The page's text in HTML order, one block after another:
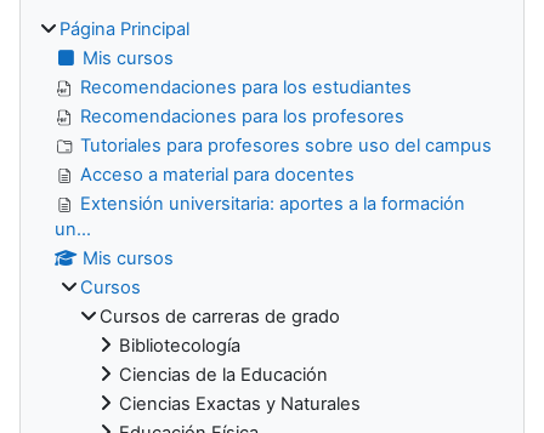
Página Principal
Mis cursos
Recomendaciones para los estudiantes
Recomendaciones para los profesores
Tutoriales para profesores sobre uso del campus
Acceso a material para docentes
Extensión universitaria: aportes a la formación
un...
Mis cursos
Cursos
Cursos de carreras de grado
Bibliotecología
Ciencias de la Educación
Ciencias Exactas y Naturales